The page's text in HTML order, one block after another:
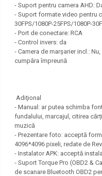
- Suport pentru camera AHD:
- Suport formate video pentru
30FPS/1080P-25FPS/1080P-
- Port de conectare: RCA
- Control invers: da
- Camera de marșarier incl.:
cumpăra împreună
Adiţional
- Manual: ar putea schimba
fundalului, marcajul, citirea
muzică
- Prezentare foto: acceptă
4096*4096 pixeli, redate de
- Instalator APK: acceptă
- Suport Torque Pro (OBD2 &
de scanare Bluetooth OBD2